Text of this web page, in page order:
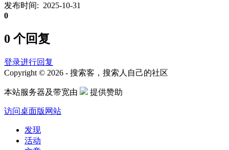
发布时间: 2025-10-31
0
0 个回复
登录进行回复
Copyright © 2026 - 搜索客，搜索人自己的社区
本站服务器及带宽由 提供赞助
访问桌面版网站
发现
活动